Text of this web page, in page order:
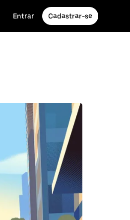
Entrar Cadastrar-se